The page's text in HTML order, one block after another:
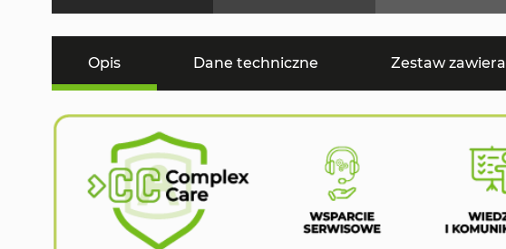
Opis Dane techniczne Zestaw zawiera